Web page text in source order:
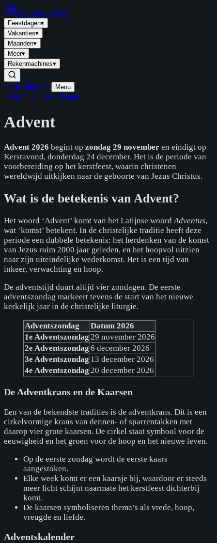
Wanneer is het?
Feestdagen▾
Vakanties▾
Maanden▾
Meer▾
Rekenmachines▾
Verlofplanner Menu
Religieuze feestdagen
Advent
Advent 2026 begint op zondag 29 november en eindigt op
Kerstavond, donderdag 24 december. Het is de periode van
voorbereiding op het kerstfeest, waarin christenen
wereldwijd uitkijken naar de geboorte van Jezus Christus.
Wat is de betekenis van Advent?
Het woord ‘Advent’ komt van het Latijnse woordAdventus,
wat ‘komst’ betekent. In de christelijke traditie heeft deze
periode een dubbele betekenis: het herdenken van de komst
van Jezus ruim 2000 jaar geleden, en het hoopvol uitzien
naar zijn uiteindelijke wederkomst. Het is een tijd van
inkeer, verwachting en hoop.
De adventstijd duurt altijd vier zondagen. De eerste
adventszondag markeert tevens de start van het nieuwe
kerkelijk jaar in de christelijke liturgie.
Adventszondag
Datum 2026
1e Adventszondag 29 november 2026
2e Adventszondag 6 december 2026
3e Adventszondag 13 december 2026
4e Adventszondag 20 december 2026
De Adventkrans en de Kaarsen
Een van de bekendste tradities is de adventkrans. Dit is een
cirkelvormige krans van dennen- of sparrentakken met
daarop vier grote kaarsen. De cirkel staat symbool voor de
eeuwigheid en het groen voor de hoop en het nieuwe leven.
Op de eerste zondag wordt de eerste kaars
aangestoken.
Elke week komt er een kaarsje bij, waardoor er steeds
meer licht schijnt naarmate het kerstfeest dichterbij
komt.
De kaarsen symboliseren thema’s als vrede, hoop,
vreugde en liefde.
Adventskalender